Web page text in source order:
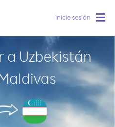
Inicie sesión
a Uzbekistán